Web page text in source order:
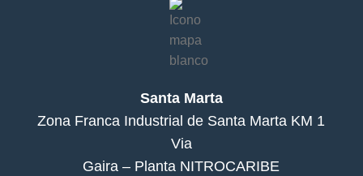
Santa Marta
Zona Franca Industrial de Santa Marta KM 1
Via
Gaira – Planta NITROCARIBE